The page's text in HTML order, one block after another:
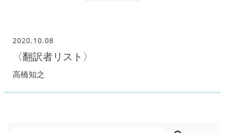
2020.10.08
〈翻訳者リスト〉
高橋知之